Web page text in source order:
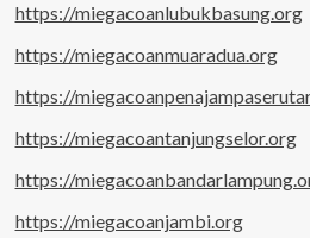
https://miegacoanlubukbasung.org
https://miegacoanmuaradua.org
https://
https://miegacoantanjungselor.org
https://
https://miegacoanjambi.org